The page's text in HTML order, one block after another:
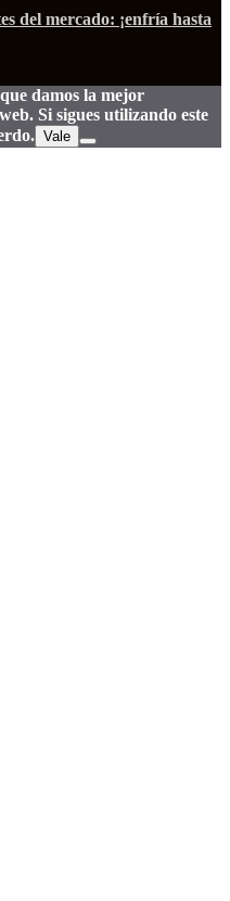
del mercado: ¡enfría hasta
damos la mejor
Si sigues utilizando este
Vale